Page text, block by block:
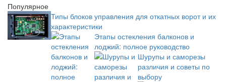
Популярное
Типы блоков управления для откатных ворот и их
характеристики
Этапы остекления балконов и
лоджий: полное руководство
Шурупы и саморезы
различия и советы по
выбору